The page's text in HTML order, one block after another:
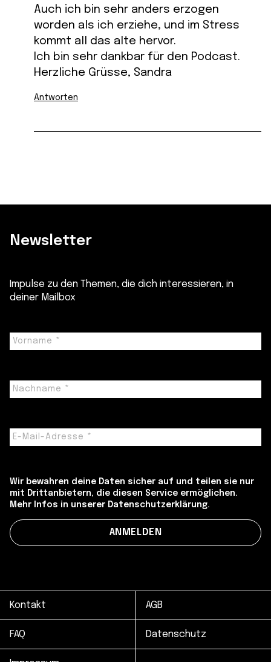
Auch ich bin sehr anders erzogen
worden als ich erziehe, und im Stress
kommt all das alte hervor.
Ich bin sehr dankbar für den Podcast.
Herzliche Grüsse, Sandra
Antworten
Newsletter
Impulse zu den Themen, die dich interessieren, in
deiner Mailbox
Wir bewahren deine Daten sicher auf und teilen sie nur
mit Drittanbietern, die diesen Service ermöglichen.
Mehr Infos in unserer Datenschutzerklärung.
Kontakt AGB
FAQ Datenschutz